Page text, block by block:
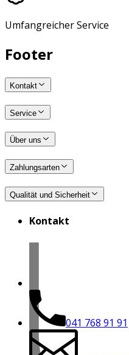
Umfangreicher Service
Footer
Kontakt
Service
Über uns
Zahlungsarten
Qualität und Sicherheit
Kontakt
041 768 91 91